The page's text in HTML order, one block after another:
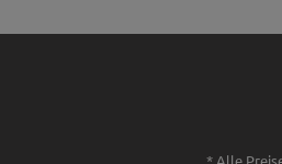
* Alle